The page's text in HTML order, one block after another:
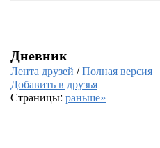
Дневник
Лента друзей /Полная версия
Добавить в друзья
Страницы: раньше»